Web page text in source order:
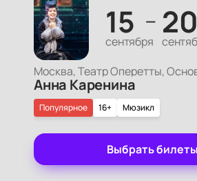
15
сентября
— 20
Москва, Театр Оперетты,
Анна Каренина
16+ Мюзикл
Популярное
Выбрать билеты